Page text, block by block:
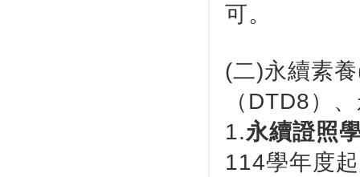
可。
(二)永續素
（DTD8）
1.永續證照
114學年度